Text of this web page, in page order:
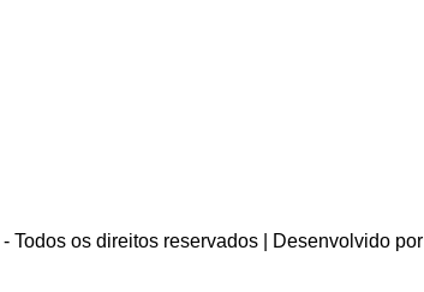
- Todos os direitos reservados | Desenvolvido por